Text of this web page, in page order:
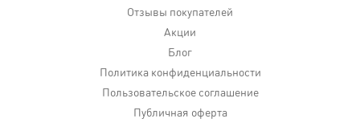
Отзывы покупателей
Акции
Блог
Политика конфиденциальности
Пользовательское соглашение
Публичная оферта